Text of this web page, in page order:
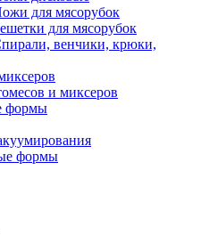
для мясорубок
для мясорубок
венчики, крюки,
и миксеров
формы
формы